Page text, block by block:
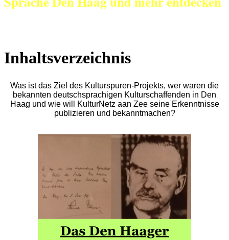
Inhaltsverzeichnis
Was ist das Ziel des Kulturspuren-Projekts, wer waren die
bekannten deutschsprachigen Kulturschaffenden in Den
Haag und wie will KulturNetz aan Zee seine Erkenntnisse
publizieren und bekanntmachen?